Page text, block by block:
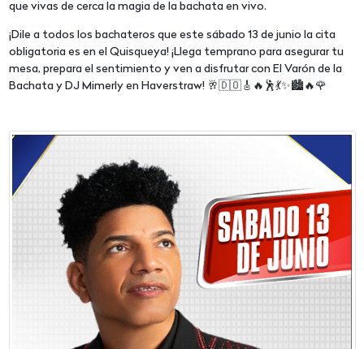
que vivas de cerca la magia de la bachata en vivo.
¡Dile a todos los bachateros que este sábado 13 de junio la cita
obligatoria es en el Quisqueya! ¡Llega temprano para asegurar tu
mesa, prepara el sentimiento y ven a disfrutar con El Varón de la
Bachata y DJ Mimerly en Haverstraw! 🥂🇩🇴🎸🔥🕺💃✨🏙️🔥🌹